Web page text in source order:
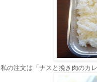
私の注文は「ナスと挽き肉のカ